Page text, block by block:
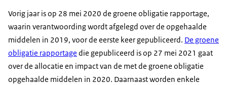
Vorig jaar is op 28 mei 2020 de groene obligatie rapportage,
waarin verantwoording wordt afgelegd over de opgehaalde
middelen in 2019, voor de eerste keer gepubliceerd. De groene
obligatie rapportage die gepubliceerd is op 27 mei 2021 gaat
over de allocatie en impact van de met de groene obligatie
opgehaalde middelen in 2020. Daarnaast worden enkele